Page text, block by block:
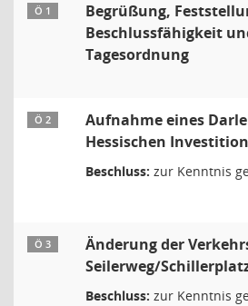
Ö 1
Begrüßung,
Beschlussfähigkeit
Tagesordnung
Ö 2
Aufnahme eines
Hessischen
Beschluss: zur Kenntnis
Ö 3
Änderung der
Seilerweg/
Beschluss: zur Kenntnis